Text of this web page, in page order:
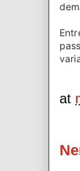
at